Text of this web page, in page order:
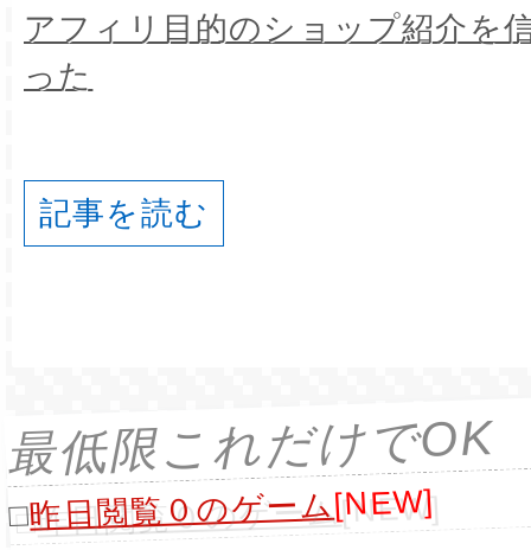
アフィリ目的のショップ紹介を
った
記事を読む
最低限これだけでOK
□昨日閲覧０のゲーム[NEW]